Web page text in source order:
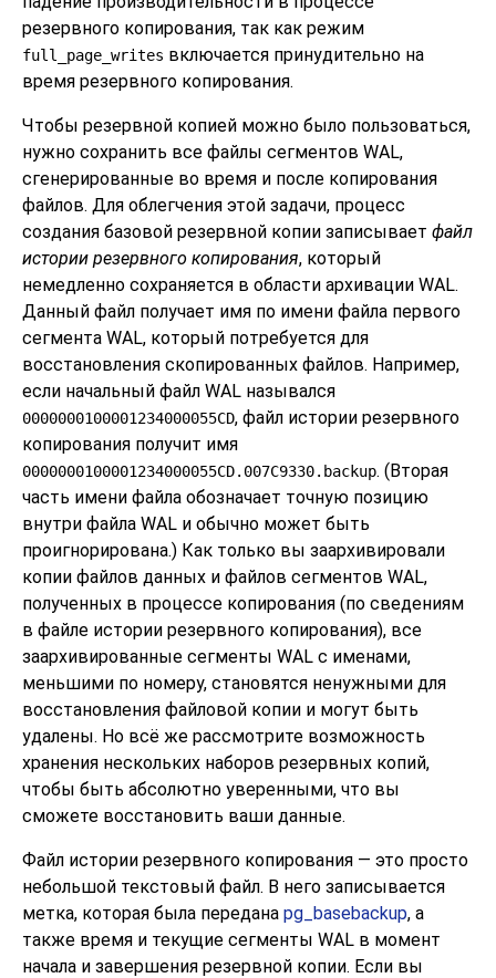
резервного копирования, так как режим
full_page_writes включается принудительно на
время резервного копирования.
Чтобы резервной копией можно было пользоваться,
нужно сохранить все файлы сегментов WAL,
сгенерированные во время и после копирования
файлов. Для облегчения этой задачи, процесс
создания базовой резервной копии записывает файл
истории резервного копирования, который
немедленно сохраняется в области архивации WAL.
Данный файл получает имя по имени файла первого
сегмента WAL, который потребуется для
восстановления скопированных файлов. Например,
если начальный файл WAL назывался
0000000100001234000055CD, файл истории резервного
копирования получит имя
0000000100001234000055CD.007C9330.backup. (Вторая
часть имени файла обозначает точную позицию
внутри файла WAL и обычно может быть
проигнорирована.) Как только вы заархивировали
копии файлов данных и файлов сегментов WAL,
полученных в процессе копирования (по сведениям
в файле истории резервного копирования), все
заархивированные сегменты WAL с именами,
меньшими по номеру, становятся ненужными для
восстановления файловой копии и могут быть
удалены. Но всё же рассмотрите возможность
хранения нескольких наборов резервных копий,
чтобы быть абсолютно уверенными, что вы
сможете восстановить ваши данные.
Файл истории резервного копирования — это просто
небольшой текстовый файл. В него записывается
метка, которая была передана pg_basebackup, а
также время и текущие сегменты WAL в момент
начала и завершения резервной копии. Если вы